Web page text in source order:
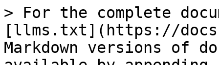
> For the complete
[llms.txt](https://
Markdown versions of